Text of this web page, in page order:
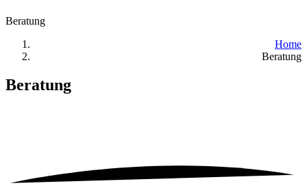
Beratung
Home
Beratung
Beratung